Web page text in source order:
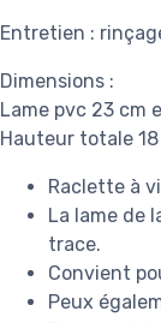
Entretien :
Dimensions :
Lame pvc 23 cm
Hauteur totale
Raclette à
La lame de
trace.
Convient
Peux